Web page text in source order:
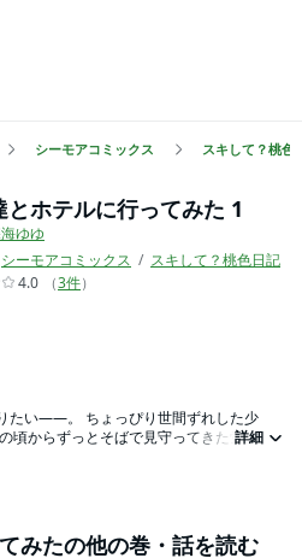
シーモアコミックス スキして？桃色
とホテルに行ってみた 1
ゆゆ
シーモアコミックス
スキして？桃色日記
4.0
（3件）
世間ずれした少
頃からずっとそばで見守ってきた蛍（け
言動にいつも振り回されてしまうのは惚
の関係がどう進展していくのか？ 王道胸
詳細
みたの他の巻・話を読む